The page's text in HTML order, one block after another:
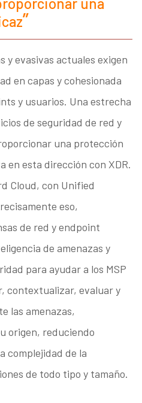
y evasivas actuales exigen
en capas y cohesionada
y usuarios. Una estrecha
de seguridad de red y
una protección
en esta dirección con XDR.
Cloud, con Unified
eso,
de red y endpoint
de amenazas y
para ayudar a los MSP
contextualizar, evaluar y
las amenazas,
origen, reduciendo
complejidad de la
de todo tipo y tamaño.